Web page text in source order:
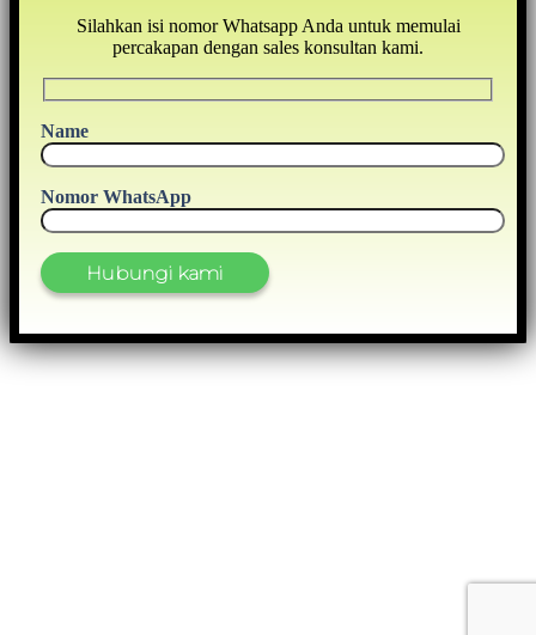
Silahkan isi nomor Whatsapp Anda untuk memulai
percakapan dengan sales konsultan kami.
Name
Nomor WhatsApp